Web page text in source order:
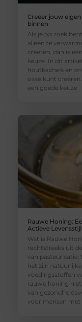
Creëer jouw
binnen
Als je op zoek
alleen te
creëren, dan is
keuze. In dit
houtkachels en
oase kunt
een goede keuze
Rauwe Honing:
Actieve Levensstijl
Wat is Rauwe
rechtstreeks uit
van
het zijn
voedingsstoffen
rauwe honing
van
voor mensen met